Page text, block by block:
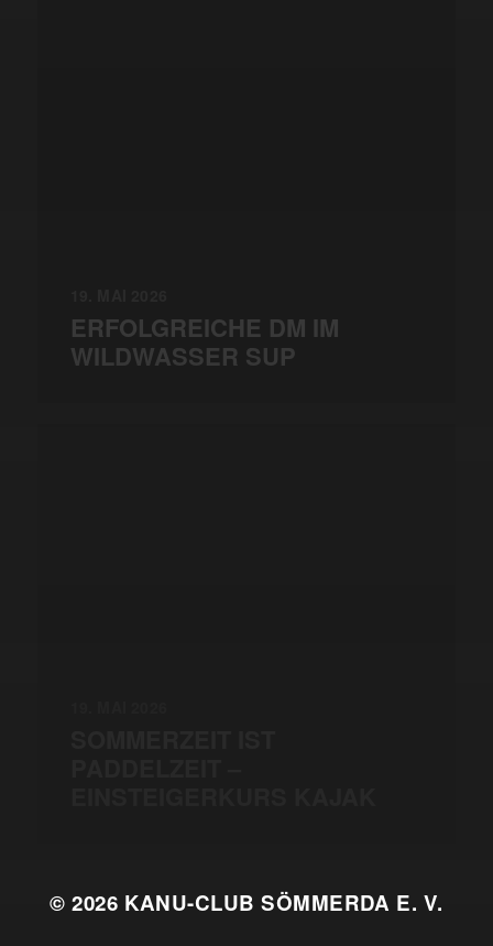
ERFOLGREICHE DM IM
WILDWASSER SUP
© 2026 KANU-CLUB SÖMMERDA E. V.